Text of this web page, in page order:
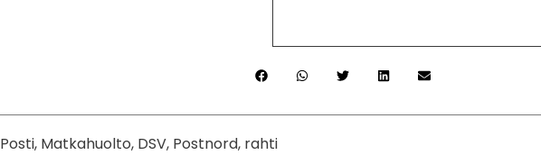
Posti, Matkahuolto, DSV, Postnord, rahti